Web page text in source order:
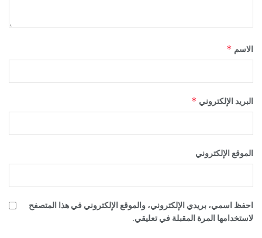
الاسم *
البريد الإلكتروني *
الموقع الإلكتروني
احفظ اسمي، بريدي الإلكتروني، والموقع الإلكتروني في هذا المتصفح
لاستخدامها المرة المقبلة في تعليقي.